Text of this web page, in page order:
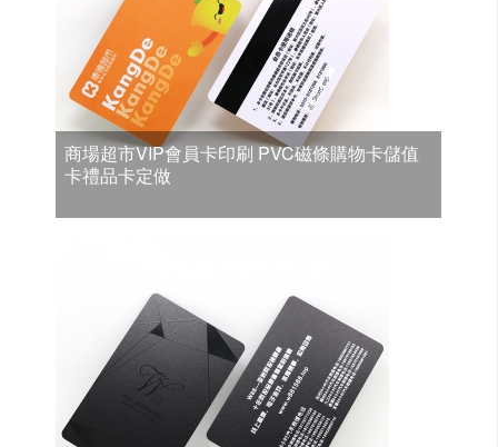
商場超市VIP會員卡印刷 PVC磁條購物卡儲值
卡禮品卡定做